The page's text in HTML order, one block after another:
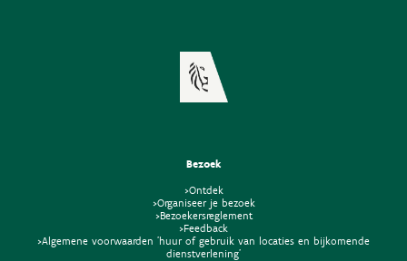
Bezoek
>Ontdek
>Organiseer je bezoek
>Bezoekersreglement
>Feedback
>Algemene voorwaarden 'huur of gebruik van locaties en bijkomende
dienstverlening'